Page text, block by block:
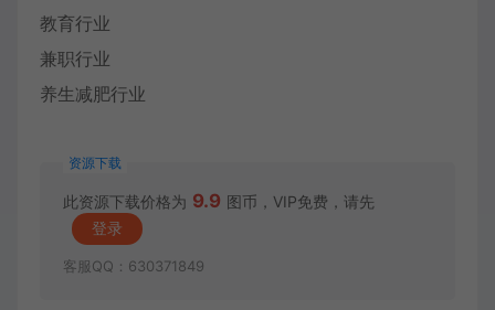
教育行业
兼职行业
养生减肥行业
资源下载
此资源下载价格为 9.9 图币，VIP免费，请先
登录
客服QQ：630371849